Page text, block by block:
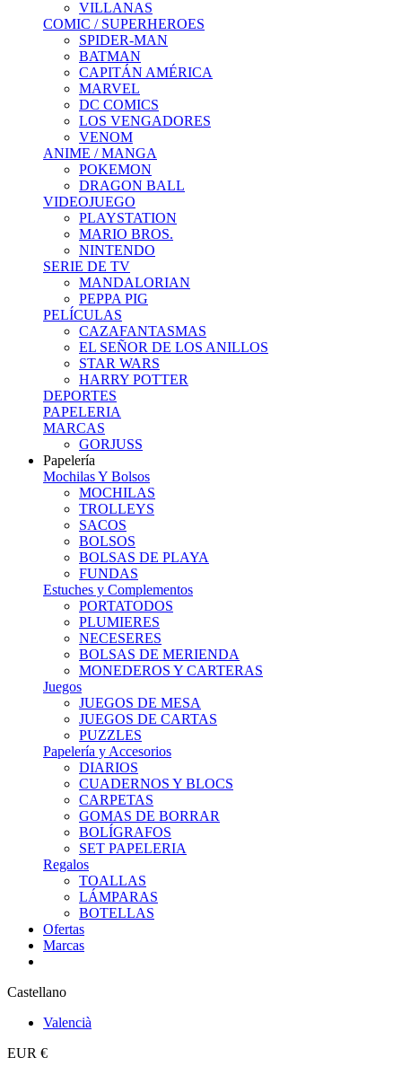
VILLANAS
COMIC / SUPERHEROES
SPIDER-MAN
BATMAN
CAPITÁN AMÉRICA
MARVEL
DC COMICS
LOS VENGADORES
VENOM
ANIME / MANGA
POKEMON
DRAGON BALL
VIDEOJUEGO
PLAYSTATION
MARIO BROS.
NINTENDO
SERIE DE TV
MANDALORIAN
PEPPA PIG
PELÍCULAS
CAZAFANTASMAS
EL SEÑOR DE LOS ANILLOS
STAR WARS
HARRY POTTER
DEPORTES
PAPELERIA
MARCAS
GORJUSS
Papelería
Mochilas Y Bolsos
MOCHILAS
TROLLEYS
SACOS
BOLSOS
BOLSAS DE PLAYA
FUNDAS
Estuches y Complementos
PORTATODOS
PLUMIERES
NECESERES
BOLSAS DE MERIENDA
MONEDEROS Y CARTERAS
Juegos
JUEGOS DE MESA
JUEGOS DE CARTAS
PUZZLES
Papelería y Accesorios
DIARIOS
CUADERNOS Y BLOCS
CARPETAS
GOMAS DE BORRAR
BOLÍGRAFOS
SET PAPELERIA
Regalos
TOALLAS
LÁMPARAS
BOTELLAS
Ofertas
Marcas
Castellano
Valencià
EUR €